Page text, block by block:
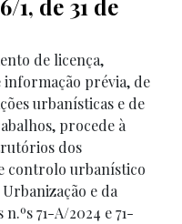
de 31 de
de licença,
informação prévia, de
urbanísticas e de
procede à
dos
controlo urbanístico
e da
71-A/2024 e 71-